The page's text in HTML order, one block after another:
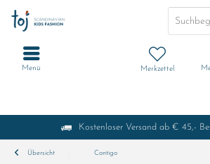
Kostenloser Versand ab € 45,-
Merkzettel
Menü
Übersicht Contigo